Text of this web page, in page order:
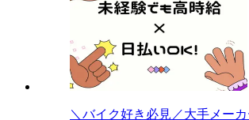
＼バイク好き必見／大手メー